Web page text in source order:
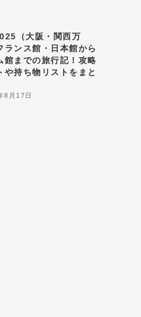
8月17日
（大阪・関西万
ランス館・日本館から
館までの旅行記！攻略
や持ち物リストをまと